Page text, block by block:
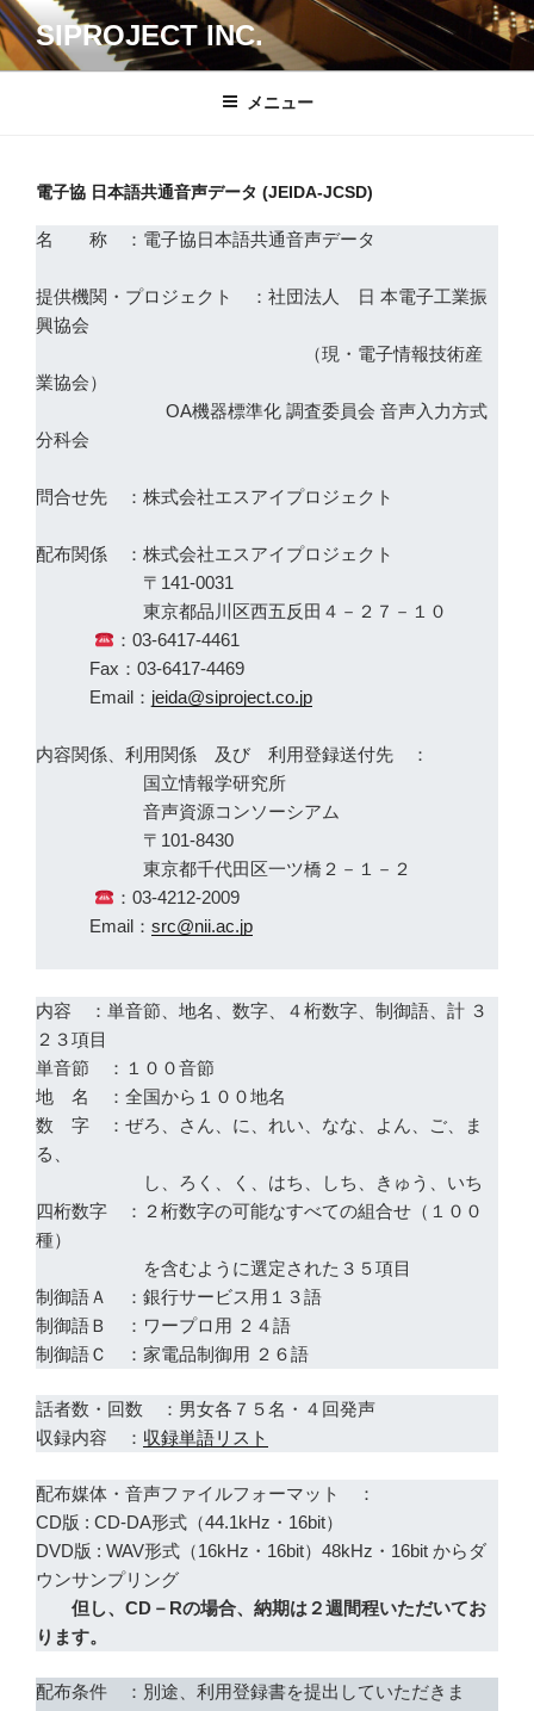
コ
ン
テ
SIPROJECT INC.
メニュー
電子協 日本語共通音声データ (JEIDA-JCSD)
名 称 ：電子協日本語共通音声データ
提供機関・プロジェクト ：社団法人 日 本電子工業振
興協会
（現・電子情報技術産
業協会）
OA機器標準化 調査委員会 音声入力方式
分科会
問合せ先 ：株式会社エスアイプロジェクト
配布関係 ：株式会社エスアイプロジェクト
〒141-0031
東京都品川区西五反田４－２７－１０
：03-6417-4461
Fax：03-6417-4469
Email： jeida@siproject.co.jp
内容関係、利用関係 及び 利用登録送付先 ：
国立情報学研究所
音声資源コンソーシアム
〒101-8430
東京都千代田区一ツ橋２－１－２
：03-4212-2009
Email： src@nii.ac.jp
内容 ：単音節、地名、数字、４桁数字、制御語、計 ３
２３項目
単音節 ：１００音節
地 名 ：全国から１００地名
数 字 ：ぜろ、さん、に、れい、なな、よん、ご、ま
る、
し、ろく、く、はち、しち、きゅう、いち
四桁数字 ：２桁数字の可能なすべての組合せ（１００
種）
を含むように選定された３５項目
制御語Ａ ：銀行サービス用１３語
制御語Ｂ ：ワープロ用 ２４語
制御語Ｃ ：家電品制御用 ２６語
話者数・回数 ：男女各７５名・４回発声
収録内容 ： 収録単語リスト
配布媒体・音声ファイルフォーマット ：
CD版 : CD-DA形式（44.1kHz・16bit）
DVD版 : WAV形式（16kHz・16bit）48kHz・16bit からダ
ウンサンプリング
但し、CD－Rの場合、納期は２週間程いただいてお
ります。
配布条件 ：別途、利用登録書を提出していただきま